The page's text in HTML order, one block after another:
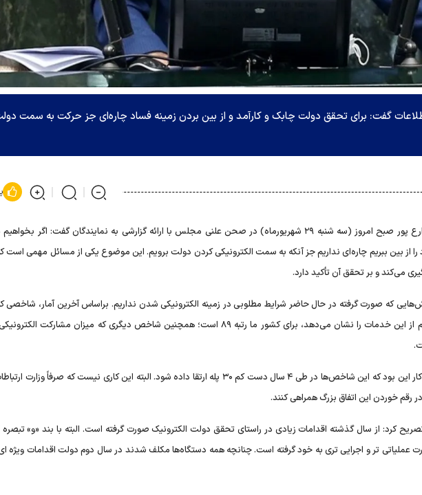
اطلاعات گفت: برای تحقق دولت چابک و کارآمد و از بین بردن زمینه فساد چاره‌ای جز حرکت به سمت
عیسی زارع پور صبح امروز (سه شنبه ۲۹ شهریورماه) در صحن علنی مجلس با ارائه گزارشی به نمایندگان گفت: اگر
را از بین ببریم چاره‌ای نداریم جز آنکه به سمت الکترونیکی کردن دولت برویم. این موضوع یکی از مسائل مهمی است
می‌کند و بر تحقق آن تأکید دارد.
که صورت گرفته در حال حاضر شرایط مطلوبی در زمینه الکترونیکی شدن نداریم. براساس آخرین آمار، شاخصی
الکترونیکی شدن و استقبال مردم از این خدمات را نشان می‌دهد، برای کشور ما رتبه ۸۹ است؛ همچنین شاخص دیگری که میزان مشارکت
زارع پور گفت: وعده من در آغاز کار این بود که این شاخص‌ها در طی ۴ سال دست کم ۳۰ پله ارتقا داده شود. البته این کاری نیست که صرفاً
رقم خوردن این اتفاق بزرگ همراهی کنند.
تر و اجرایی تری به خود گرفته است. چنانچه همه دستگاه‌ها مکلف شدند در سال دوم دولت اقدامات ویژه